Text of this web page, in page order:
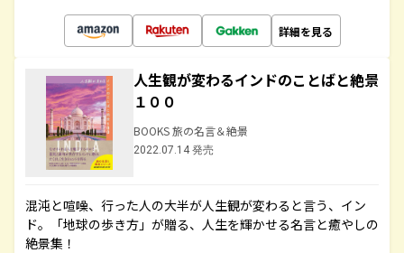
詳細を見る
人生観が変わるインドのことばと絶景
１００
BOOKS 旅の名言＆絶景
2022.07.14 発売
混沌と喧噪、行った人の大半が人生観が変わると言う、イン
ド。「地球の歩き方」が贈る、人生を輝かせる名言と癒やしの
絶景集！